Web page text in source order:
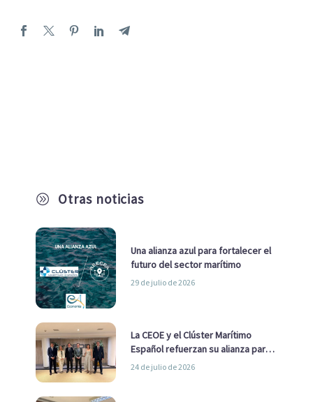
A Otras noticias
Una alianza azul para fortalecer el
futuro del sector marítimo
29 de julio de 2026
La CEOE y el Clúster Marítimo
Español refuerzan su alianza para
impulsar una estrategia Nacional
24 de julio de 2026